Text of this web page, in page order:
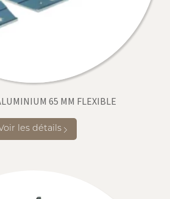
65 MM FLEXIBLE
les détails